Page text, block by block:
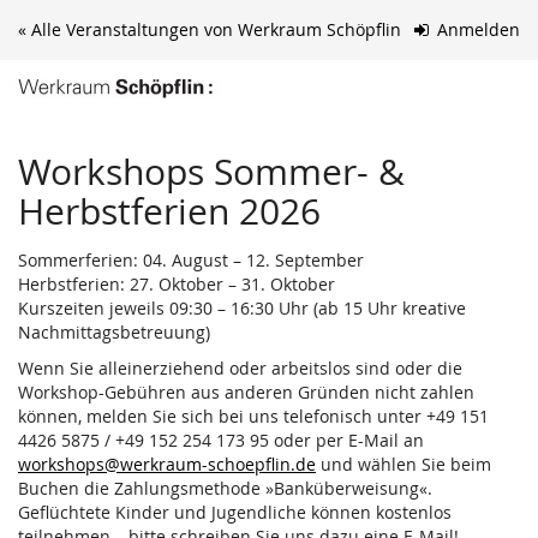
Zum
springen
Anmelden
« Alle Veranstaltungen von Werkraum Schöpflin
Workshops Sommer- &
Herbstferien 2026
Sommerferien: 04. August – 12. September
Herbstferien: 27. Oktober – 31. Oktober
Kurszeiten jeweils 09:30 – 16:30 Uhr (ab 15 Uhr kreative
Nachmittagsbetreuung)
Wenn Sie alleinerziehend oder arbeitslos sind oder die
Workshop-Gebühren aus anderen Gründen nicht zahlen
können, melden Sie sich bei uns telefonisch unter +49 151
4426 5875 / +49 152 254 173 95 oder per E-Mail an
workshops@werkraum-schoepflin.de und wählen Sie beim
Buchen die Zahlungsmethode »Banküberweisung«.
Geflüchtete Kinder und Jugendliche können kostenlos